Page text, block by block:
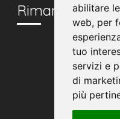
abilitare
web, per
tuo
servizi e
di
più
Rimani in